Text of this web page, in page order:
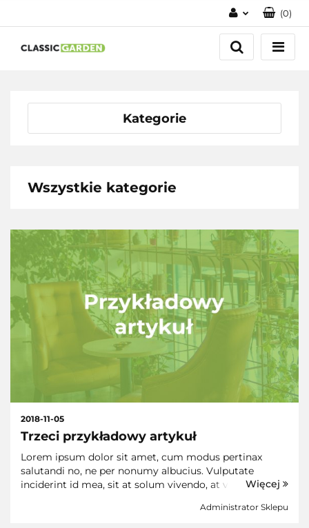
Zaloguj się
(0)
Kategorie
Wszystkie kategorie
Trzeci przykładowy artykuł
2018-11-05
Administrator Sklepu
Lorem ipsum dolor sit amet, cum modus pertinax
salutandi no, ne per nonumy albucius. Vulputate
inciderint id mea, sit at solum vivendo, at vim purto
iuvaret, has ad omnis prompta eligendi. Dicant
Więcej